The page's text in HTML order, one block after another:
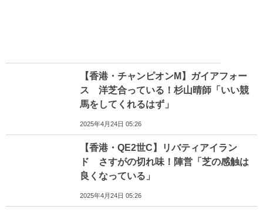
【香港・チャンピオンM】ガイアフォー
ス 洋芝合っている！杉山晴師「いい競
馬をしてくれるはず」
2025年4月24日 05:26
【香港・QE2世C】リバティアイラン
ド さすがの切れ味！陣営「芝の感触は
良くなっている」
2025年4月24日 05:26